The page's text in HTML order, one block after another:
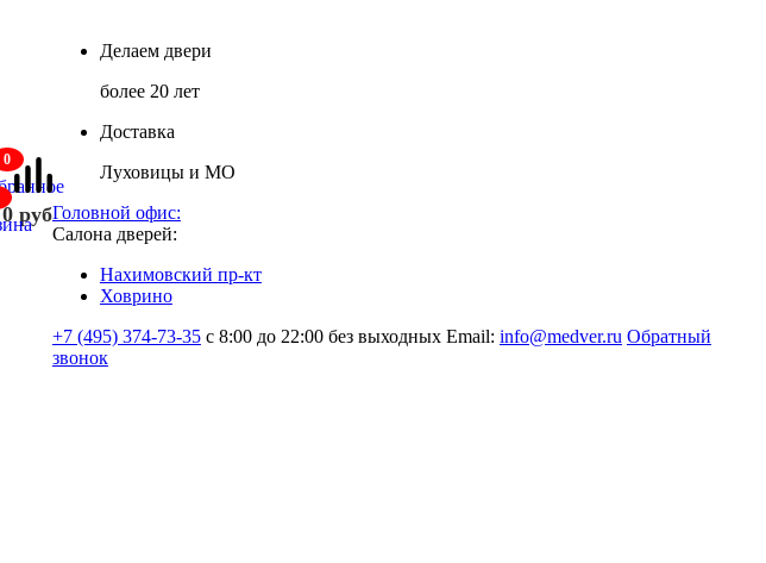
0
0 руб
Делаем двери
более 20 лет
Доставка
Луховицы и МО
Головной офис:
Салона дверей:
Нахимовский пр-кт
Ховрино
+7 (495) 374-73-35 с 8:00 до 22:00 без выходных Email: info@medver.ru Обратный
звонок